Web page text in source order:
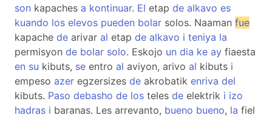
son kapaches a kontinuar. El etap de alkavo es
kuando los elevos pueden bolar solos. Naaman fue
kapache de arivar al etap de alkavo i teniya la
permisyon de bolar solo. Eskojo un dia ke ay fiaesta
en su kibuts, se entro al aviyon, arivo al kibuts i
empeso azer egzersizes de akrobatik enriva del
kibuts. Paso debasho de los teles de elektrik i izo
hadras i baranas. Les arrevanto, bueno bueno, la fiel